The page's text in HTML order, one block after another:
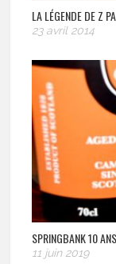
LA LÉGENDE DE Z
23 avril 2014
SPRINGBANK 10 ANS
11 juin 2019